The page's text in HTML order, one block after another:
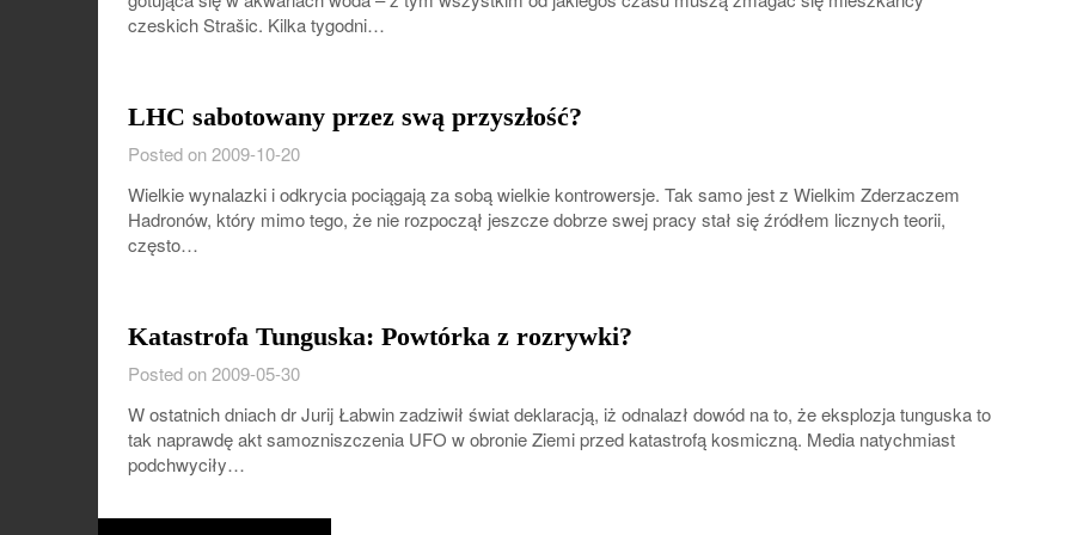
czeskich Strašic. Kilka tygodni…
LHC sabotowany przez swą przyszłość?
Posted on 2009-10-20
Wielkie wynalazki i odkrycia pociągają za sobą wielkie kontrowersje. Tak samo jest z Wielkim Zderzaczem
Hadronów, który mimo tego, że nie rozpoczął jeszcze dobrze swej pracy stał się źródłem licznych teorii,
często…
Katastrofa Tunguska: Powtórka z rozrywki?
Posted on 2009-05-30
W ostatnich dniach dr Jurij Łabwin zadziwił świat deklaracją, iż odnalazł dowód na to, że eksplozja tunguska to
tak naprawdę akt samozniszczenia UFO w obronie Ziemi przed katastrofą kosmiczną. Media natychmiast
podchwyciły…